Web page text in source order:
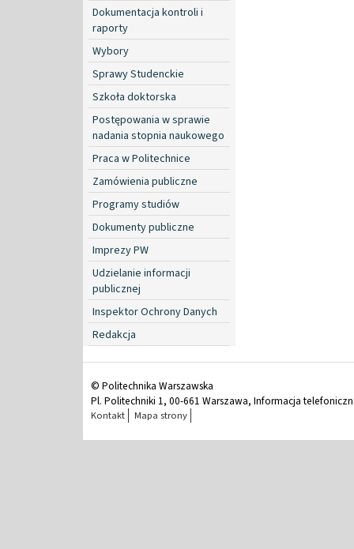
Dokumentacja kontroli i
raporty
Wybory
Sprawy Studenckie
Szkoła doktorska
Postępowania w sprawie
nadania stopnia naukowego
Praca w Politechnice
Zamówienia publiczne
Programy studiów
Dokumenty publiczne
Imprezy PW
Udzielanie informacji
publicznej
Inspektor Ochrony Danych
Redakcja
© Politechnika Warszawska
Pl. Politechniki 1, 00-661 Warszawa, Informacja
Kontakt Mapa strony